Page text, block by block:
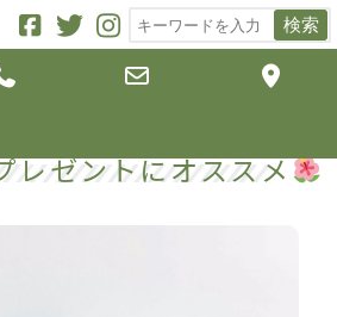
検索
 
ゼントにオススメ